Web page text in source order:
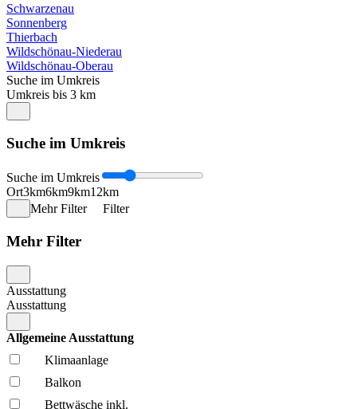
Schwarzenau
Sonnenberg
Thierbach
Wildschönau-Niederau
Wildschönau-Oberau
Suche im Umkreis
Umkreis bis 3 km
Suche im Umkreis
Suche im Umkreis
Ort3km6km9km12km
Mehr Filter
Filter
Mehr Filter
Ausstattung
Ausstattung
Allgemeine Ausstattung
Klima­anlage
Balkon
Bettwäsche inkl.